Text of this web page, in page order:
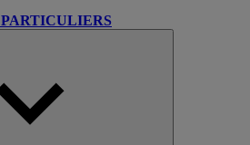
PARTICULIERS